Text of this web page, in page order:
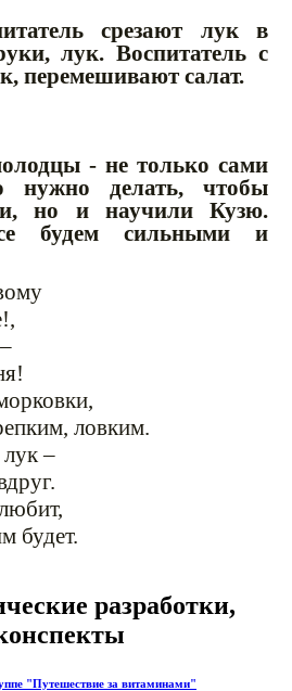
срезают лук в
лук. Воспитатель с
перемешивают салат.
- не только сами
нужно делать, чтобы
но и научили Кузю.
будем сильными и
ловким.
–
будет.
разработки,
"Путешествие за витаминами"